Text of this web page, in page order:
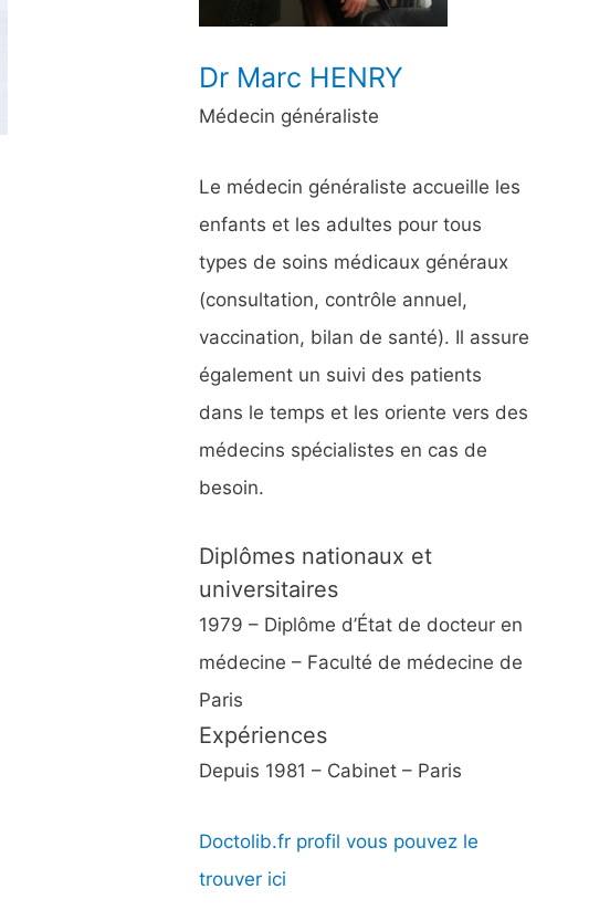
Dr Marc HENRY
Médecin généraliste
Le médecin généraliste accueille les
enfants et les adultes pour tous
types de soins médicaux généraux
(consultation, contrôle annuel,
vaccination, bilan de santé). Il assure
également un suivi des patients
dans le temps et les oriente vers des
médecins spécialistes en cas de
besoin.
Diplômes nationaux et
universitaires
1979 – Diplôme d’État de docteur en
médecine – Faculté de médecine de
Paris
Expériences
Depuis 1981 – Cabinet – Paris
Doctolib.fr profil vous pouvez le
trouver ici